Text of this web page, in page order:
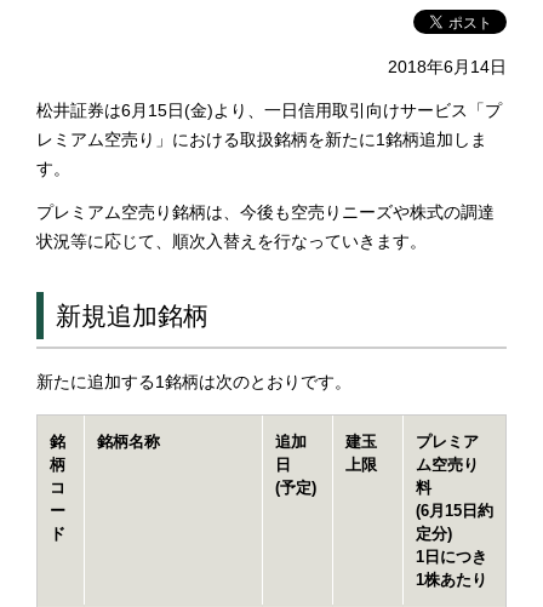
2018年6月14日
松井証券は6月15日(金)より、一日信用取引向けサービス「プ
レミアム空売り」における取扱銘柄を新たに1銘柄追加しま
す。
プレミアム空売り銘柄は、今後も空売りニーズや株式の調達
状況等に応じて、順次入替えを行なっていきます。
新規追加銘柄
新たに追加する1銘柄は次のとおりです。
銘
柄
コ
ー
ド
銘柄名称
追加
日
(予定)
建玉
上限
プレミア
ム空売り
料
(6月15日約
定分)
1日につき
1株あたり